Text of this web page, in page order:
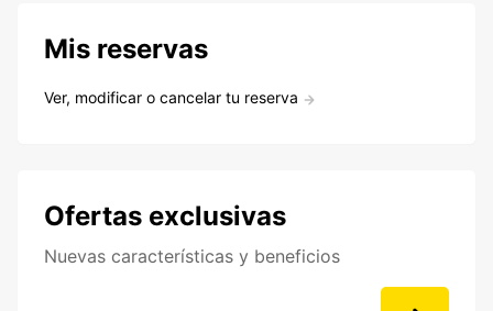
Mis reservas
Ver, modificar o cancelar tu reserva
Ofertas exclusivas
Nuevas características y beneficios